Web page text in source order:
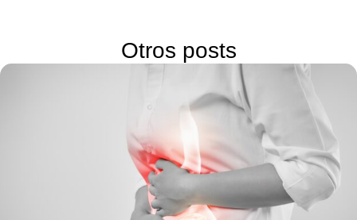
Otros posts